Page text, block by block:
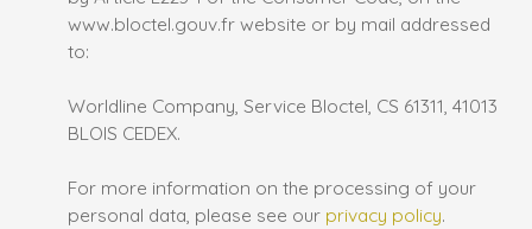
www.bloctel.gouv.fr website or by mail addressed
to:
Worldline Company, Service Bloctel, CS 61311, 41013
BLOIS CEDEX.
For more information on the processing of your
personal data, please see our privacy policy.